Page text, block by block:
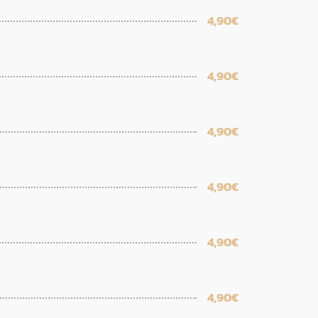
4,90€
4,90€
4,90€
4,90€
4,90€
4,90€